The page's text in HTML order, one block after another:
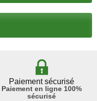
Paiement sécurisé
Paiement en ligne 100%
sécurisé